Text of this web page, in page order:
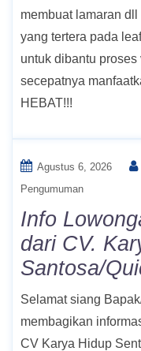
membuat lamaran
yang tertera pada
untuk dibantu
secepatnya
HEBAT!!!
Agustus 6, 2026
Pengumuman
Info
dari CV.
Santosa/
Selamat siang
membagikan
CV Karya Hidup